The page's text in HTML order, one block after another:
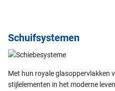
Schuifsystemen
Met hun royale glasoppervlakken
stijlelementen in het moderne